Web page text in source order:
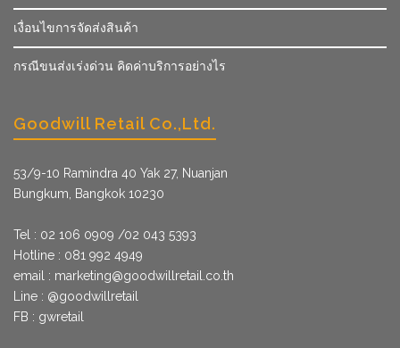
เงื่อนไขการจัดส่งสินค้า
กรณีขนส่งเร่งด่วน คิดค่าบริการอย่างไร
Goodwill Retail Co.,Ltd.
53/9­-10 Ramindra 40 Yak 27, Nuanjan
Bungkum, Bangkok 10230
Tel : 02 106 0909 /02 043 5393
Hotline : 081 992 4949
email : marketing@goodwillretail.co.th
Line : @goodwillretail
FB : gwretail